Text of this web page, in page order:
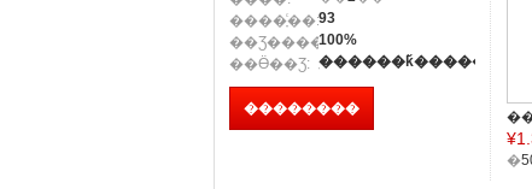
����ָͨ��:93
��Ʒ������:
100%
��Ӫ��Ʒ: ֽ������ǩ������
��������
¥